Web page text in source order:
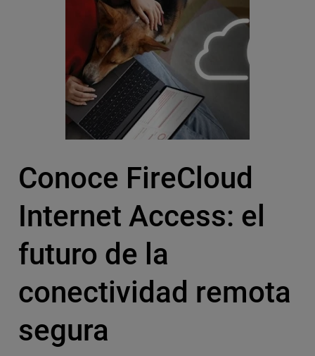
Conoce FireCloud
Internet Access: el
futuro de la
conectividad remota
segura